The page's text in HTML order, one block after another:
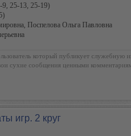
9, 25-13, 25-19)
Поспелова Ольга Павловна
который публикует служебную
сухие сообщения ценными
игр. 2 круг